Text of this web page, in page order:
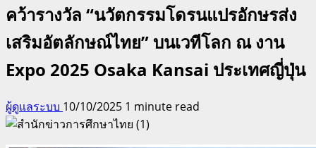
คว้ารางวัล “นวัตกรรมโดรนแปรอักษรส่ง
เสริมอัตลักษณ์ไทย” บนเวทีโลก ณ งาน
Expo 2025 Osaka Kansai ประเทศญี่ปุ่น
ผู้ดูแลระบบ 10/10/2025 1 minute read